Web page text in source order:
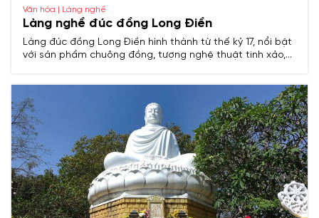
Văn hóa | Làng nghề
Làng nghề đúc đồng Long Điền
Làng đúc đồng Long Điền hình thành từ thế kỷ 17, nổi bật
với sản phẩm chuông đồng, tượng nghệ thuật tinh xảo,